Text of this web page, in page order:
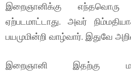
இறைஞானிக்கு எந்தவொரு
ஏற்படமாட்டாது. அவர்
பயமுமின்றி வாழ்வார். இதுவே
இறைஞானி இதற்கு